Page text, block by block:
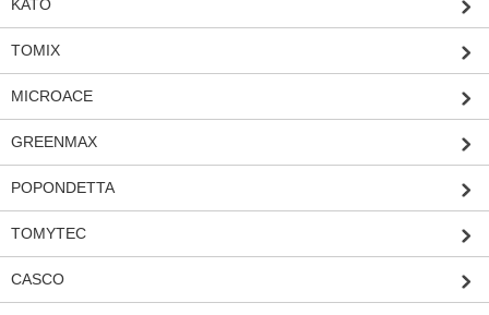
KATO
TOMIX
MICROACE
GREENMAX
POPONDETTA
TOMYTEC
CASCO